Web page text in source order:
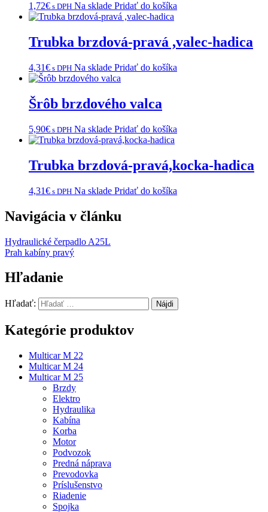
1,72€ s DPH Na sklade Pridať do košíka
Trubka brzdová-pravá ,valec-hadica
4,31€ s DPH Na sklade Pridať do košíka
Šrôb brzdového valca
5,90€ s DPH Na sklade Pridať do košíka
Trubka brzdová-pravá,kocka-hadica
4,31€ s DPH Na sklade Pridať do košíka
Navigácia v článku
Hydraulické čerpadlo A25L
Prah kabíny pravý
Hľadanie
Hľadať:
Kategórie produktov
Multicar M 22
Multicar M 24
Multicar M 25
Brzdy
Elektro
Hydraulika
Kabína
Korba
Motor
Podvozok
Predná náprava
Prevodovka
Príslušenstvo
Riadenie
Spojka